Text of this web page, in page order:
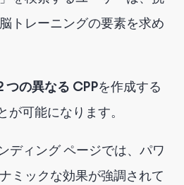
トレーニングの要素を求め
つの異なる CPPを作成する
が可能になります。
ディング ページでは、パワ
ミックな効果が強調されて